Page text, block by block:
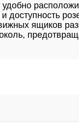
ящиков